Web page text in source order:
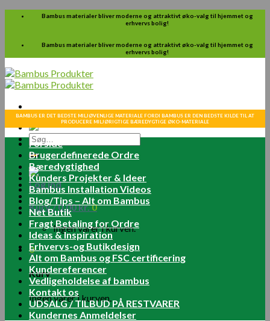
Skip
Bambus materialer bliver moderne og attraktivt øko-valg til hjemmet og
erhvervs bolig!
Bambus materialer bliver moderne og attraktivt øko-valg til hjemmet og
erhvervs bolig!
Søg
efter:
Log ind
Kurv /0.00kr.0
Ingen varer i kurven.
0
Kurv
Ingen varer i kurven.
BAMBUS ER DET BEDSTE MILJØVENLIGE MATERIALE FORDI BAMBUS ER DEN BEDSTE KILDE TIL AT
PRODUCERE MILJØRIGTIGE BÆREDYGTIGE ØKO-MATERIALE
Forside
Brugerdefinerede Ordre
Bæredygtighed
Kunders Projekter & Ideer
Bambus Installation Videos
Blog/Tips – Alt om Bambus
Net Butik
Fragt Betaling for Ordre
Ideas & Inspiration
Erhvervs-og Butikdesign
Alt om Bambus og FSC certificering
Kundereferencer
Vedligeholdelse af bambus
Kontakt os
UDSALG / TILBUD PÅ RESTVARER
Kundernes Anmeldelser